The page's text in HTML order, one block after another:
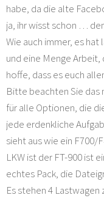
habe, da die alte
ja, ihr wisst schon …
Wie auch immer, es
und eine Menge
hoffe, dass es euch
Bitte beachten Sie das
für alle Optionen, die
jede erdenkliche
sieht aus wie ein F700/
LKW ist der FT-900 ist
echtes Pack, die
Es stehen 4